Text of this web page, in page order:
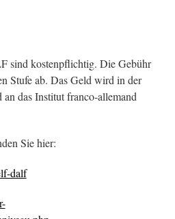
sind kostenpflichtig. Die Gebühr
Stufe ab. Das Geld wird in der
das Institut franco-allemand
Sie hier:
dalf